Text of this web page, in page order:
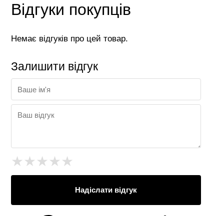
Відгуки покупців
Немає відгуків про цей товар.
Залишити відгук
★★★★★
Надіслати відгук